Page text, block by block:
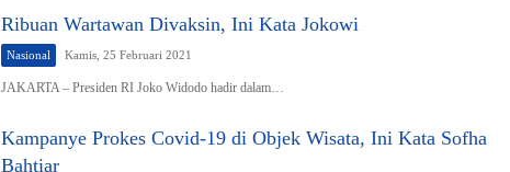
Ribuan Wartawan Divaksin, Ini Kata Jokowi
Nasional Kamis, 25 Februari 2021
JAKARTA – Presiden RI Joko Widodo hadir dalam…
Kampanye Prokes Covid-19 di Objek Wisata, Ini Kata Sofha
Bahtiar